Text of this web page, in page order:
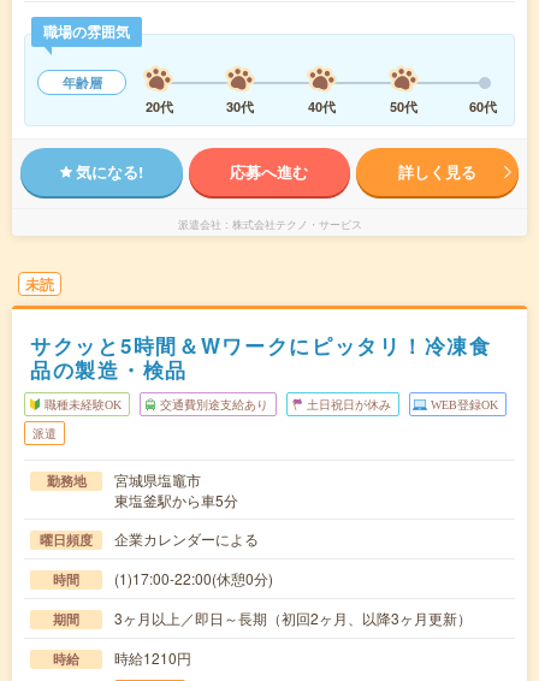
職場の雰囲気
年齢層
20代
30代 40代 50代 60代
気になる! 応募へ進む 詳しく見る
派遣会社 株式会社テクノ・サービス
未読
サクッと5時間＆Wワークにピッタリ！冷凍食
品の製造・検品
職種未経験OK 交通費別途支給あり 土日祝日が休み WEB登録OK
派遣
勤務地
宮城県塩竈市
東塩釜駅から車5分
曜日頻度 企業カレンダーによる
時間 (1)17:00-22:00(休憩0分)
期間 3ヶ月以上／即日～長期（初回2ヶ月、以降3ヶ月更新）
時給 時給1210円